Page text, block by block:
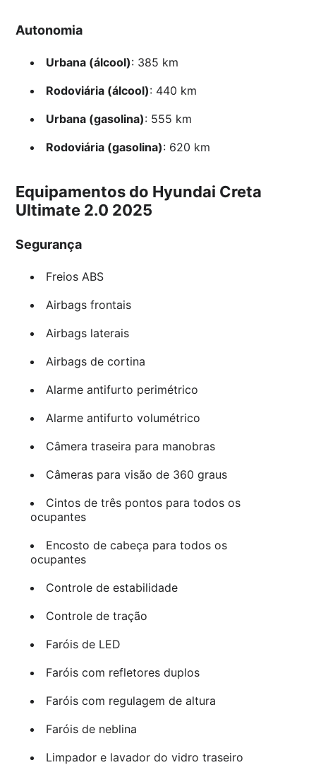
Autonomia
Urbana (álcool): 385 km
Rodoviária (álcool): 440 km
Urbana (gasolina): 555 km
Rodoviária (gasolina): 620 km
Equipamentos do Hyundai Creta
Ultimate 2.0 2025
Segurança
Freios ABS
Airbags frontais
Airbags laterais
Airbags de cortina
Alarme antifurto perimétrico
Alarme antifurto volumétrico
Câmera traseira para manobras
Câmeras para visão de 360 graus
Cintos de três pontos para todos os
ocupantes
Encosto de cabeça para todos os
ocupantes
Controle de estabilidade
Controle de tração
Faróis de LED
Faróis com refletores duplos
Faróis com regulagem de altura
Faróis de neblina
Limpador e lavador do vidro traseiro